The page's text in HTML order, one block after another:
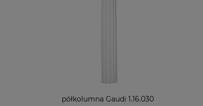
półkolumna Gaudi 1.16.030